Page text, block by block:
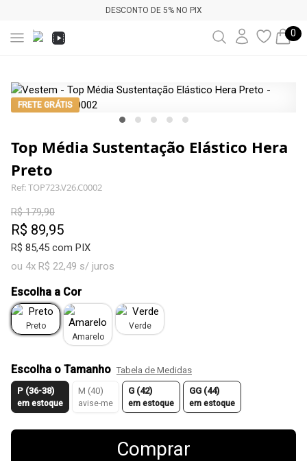
DESCONTO DE 5% NO PIX
0
FRETE GRÁTIS
Top Média Sustentação Elástico Hera
Preto
Ref: TOP723.V26.C0002
R$ 179,90
R$ 89,95
R$ 85,45 com PIX
ou 4x R$ 22,49 s/ juros
Escolha a Cor
Preto
Amarelo
Verde
Escolha o Tamanho Tabela de Medidas
P (36-38)
em estoque
M (40)
avise-me
G (42)
em estoque
GG (44)
em estoque
Comprar